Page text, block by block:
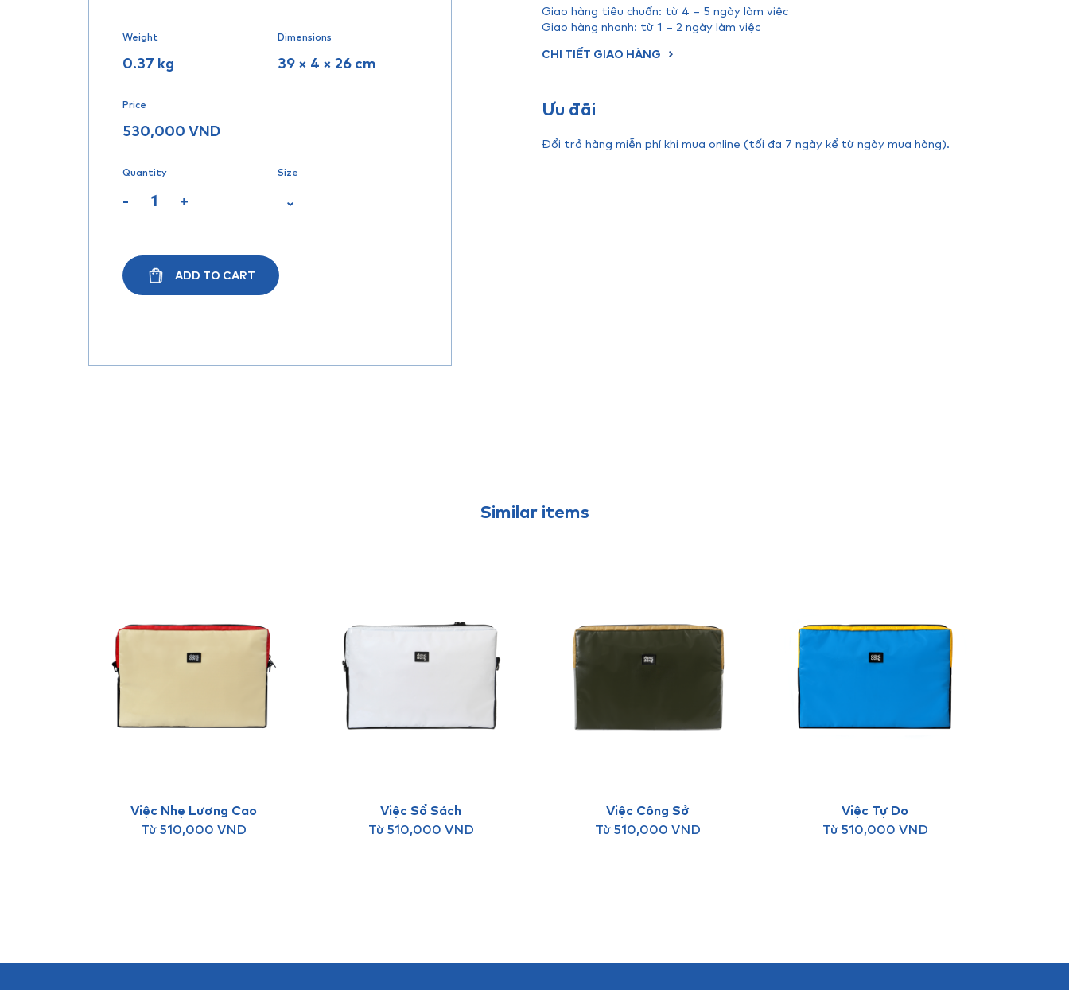
Weight
0.37 kg
Dimensions
39 × 4 × 26 cm
Price
530,000 VND
Quantity
- +
Size
ADD TO CART
Giao hàng tiêu chuẩn: từ 4 – 5 ngày làm việc
Giao hàng nhanh: từ 1 – 2 ngày làm việc
CHI TIẾT GIAO HÀNG
Ưu đãi
Đổi trả hàng miễn phí khi mua online (tối đa 7 ngày kể từ ngày mua hàng).
Similar items
Việc Nhẹ Lương Cao
Từ 510,000VND
Việc Sổ Sách
Từ 510,000 VND
Việc Công Sở
Từ 510,000VND
Việc Tự Do
Từ 510,000 VND